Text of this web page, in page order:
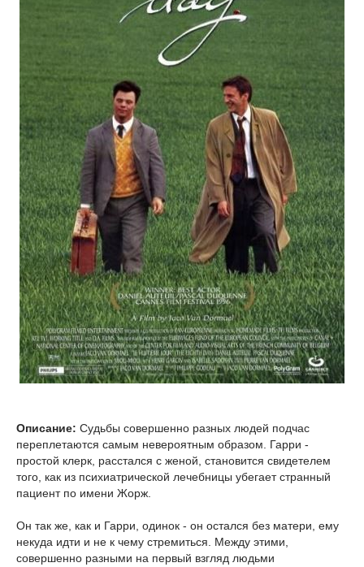
Описание: Судьбы совершенно разных людей подчас
переплетаются самым невероятным образом. Гарри -
простой клерк, расстался с женой, становится свидетелем
того, как из психиатрической лечебницы убегает странный
пациент по имени Жорж.
Он так же, как и Гарри, одинок - он остался без матери, ему
некуда идти и не к чему стремиться. Между этими,
совершенно разными на первый взгляд людьми